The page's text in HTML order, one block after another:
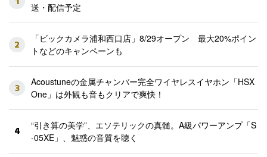
送・配信予定
2
「ビックカメラ浦和西口店」8/29オープン 最大20%ポイン
トなどのキャンペーンも
3
Acoustuneの金属チャンバー完全ワイヤレスイヤホン「HSX
One」は外観も音もクリアで爽快！
4
“引き算の美学”、エソテリックの真髄。A級パワーアンプ「S
-05XE」、魅惑の音質を聴く